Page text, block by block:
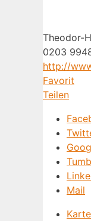
Theodor-
0203
http://
Favorit
Teilen
Mail
Karte